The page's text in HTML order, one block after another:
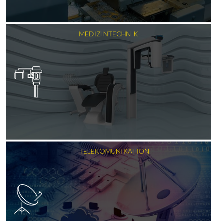
MEDIZINTECHNIK
TELEKOMUNIKATION